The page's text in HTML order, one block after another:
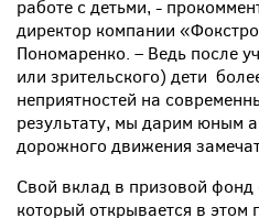
работе с детьми, -
директор компании
Пономаренко. – Ведь после
или зрительского) дети
неприятностей на
результату, мы дарим юным
дорожного движения
Свой вклад в призовой
который открывается в